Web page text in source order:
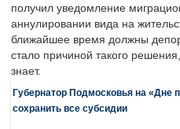
получил уведомление
аннулировании вида на
ближайшее время должны
стало причиной такого
знает.
Губернатор Подмосковья на «Дне
сохранить все субсидии